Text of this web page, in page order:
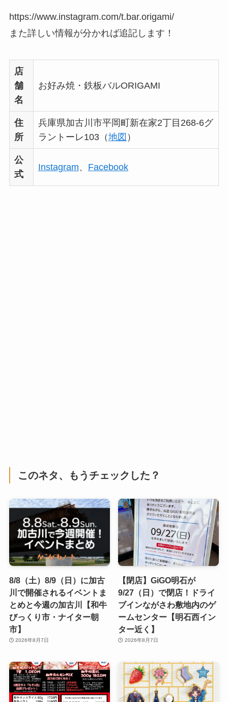
https://www.instagram.com/t.bar.origami/
また詳しい情報が分かれば追記します！
店
舗
名
お好み焼・鉄板バルORIGAMI
住
所
兵庫県加古川市平岡町新在家2丁目268-6グ
ラントーレ103（地図 ）
公
式
Instagram、 Facebook
このネタ、もうチェックした？
8/8（土）8/9（日）に加古
川で開催されるイベントま
とめと今週の加古川【和牛
びっくり市・ナイター朝
市】
2026年8月7日
【閉店】GiGO明石が
9/27（日）で閉店！ドライ
ブインながさわ敷地内のゲ
ームセンター【明石西イン
ター近く】
2026年8月7日